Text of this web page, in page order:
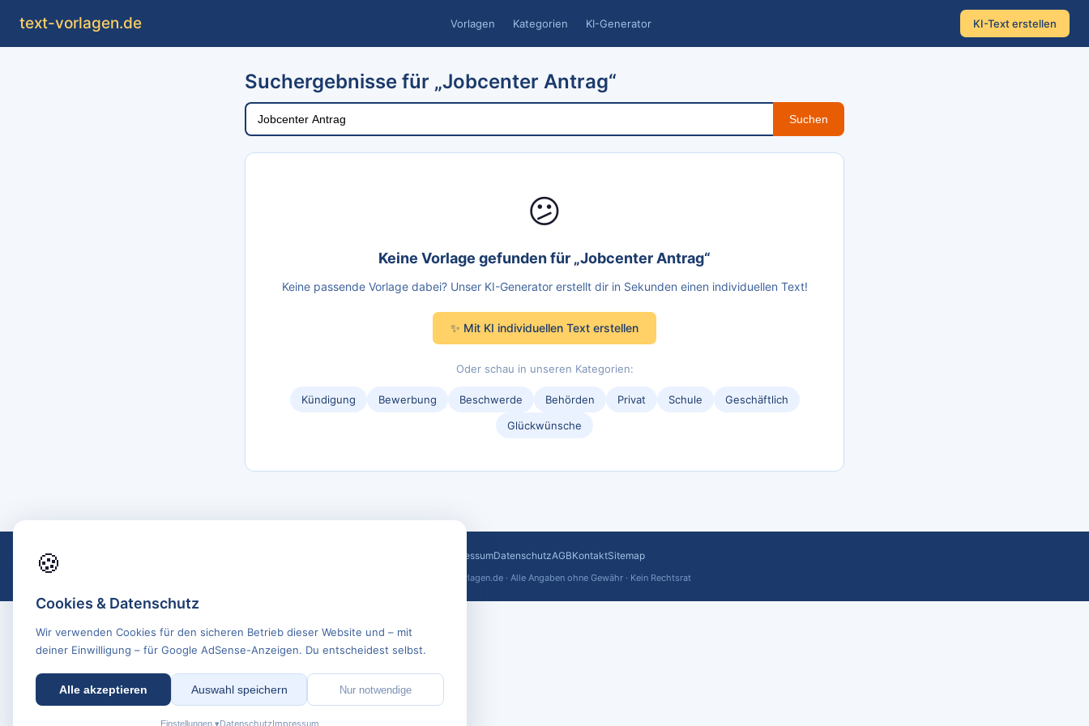
text-vorlagen.de Vorlagen Kategorien KI-Generator KI-Text erstellen
Suchergebnisse für „Jobcenter Antrag“
Suchen
😕
Keine Vorlage gefunden für „Jobcenter Antrag“
Keine passende Vorlage dabei? Unser KI-Generator erstellt dir in Sekunden einen individuellen Text!
✨ Mit KI individuellen Text erstellen
Oder schau in unseren Kategorien:
Kündigung Bewerbung Beschwerde Behörden Privat Schule
Geschäftlich
Glückwünsche
🍪
Cookies & Datenschutz
Wir verwenden Cookies für den sicheren Betrieb dieser Website und – mit
deiner Einwilligung – für Google AdSense-Anzeigen. Du entscheidest selbst.
Alle akzeptieren Auswahl speichern Nur notwendige
Einstellungen ▾DatenschutzImpressum
ImpressumDatenschutzAGBKontaktSitemap
© 2026 text-vorlagen.de · Alle Angaben ohne Gewähr · Kein Rechtsrat